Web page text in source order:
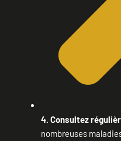
4. Consultez
nombreuses